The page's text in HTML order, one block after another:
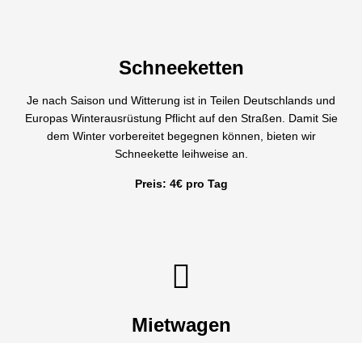
Schneeketten
Je nach Saison und Witterung ist in Teilen Deutschlands und
Europas Winterausrüstung Pflicht auf den Straßen. Damit Sie
dem Winter vorbereitet begegnen können, bieten wir
Schneekette leihweise an.
Preis: 4€ pro Tag
Mietwagen